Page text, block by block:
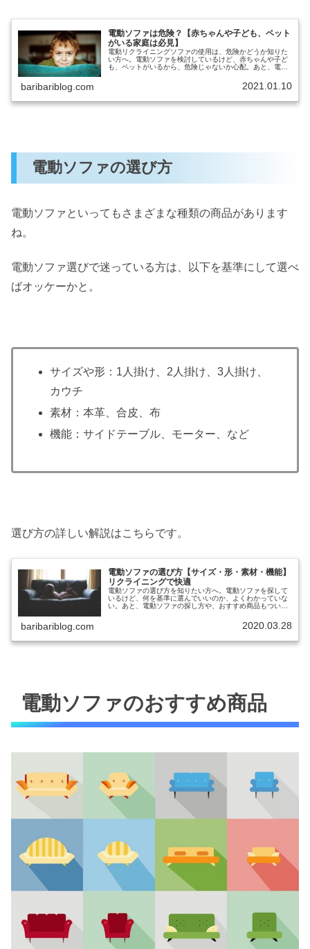
電動ソファは危険？【赤ちゃんや子ども、ペット
がいる家庭は必見】
電動リクライニングソファの使用は、危険かどうか知りた
い方へ。電動ソファを検討しているけど、赤ちゃんや子ど
も、ペットがいるから、危険じゃないか心配。あと、電動
baribariblog.com 2021.01.10
電動ソファの選び方
電動ソファといってもさまざまな種類の商品があります
ね。
電動ソファ選びで迷っている方は、以下を基準にして選べ
ばオッケーかと。
サイズや形：1人掛け、2人掛け、3人掛け、
カウチ
素材：本革、合皮、布
機能：サイドテーブル、モーター、など
選び方の詳しい解説はこちらです。
電動ソファの選び方【サイズ・形・素材・機能】
リクライニングで快適
電動ソファの選び方を知りたい方へ。電動ソファを探して
いるけど、何を基準に選んでいいのか、よくわかっていな
い。あと、電動ソファの探し方や、おすすめ商品もついで
baribariblog.com 2020.03.28
電動ソファのおすすめ商品